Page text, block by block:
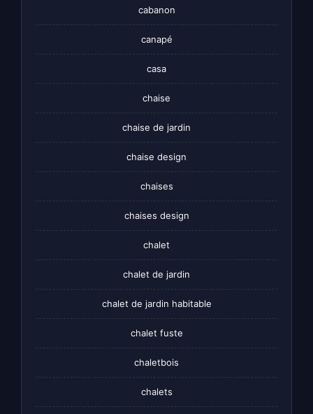
cabanon
canapé
casa
chaise
chaise de jardin
chaise design
chaises
chaises design
chalet
chalet de jardin
chalet de jardin habitable
chalet fuste
chaletbois
chalets